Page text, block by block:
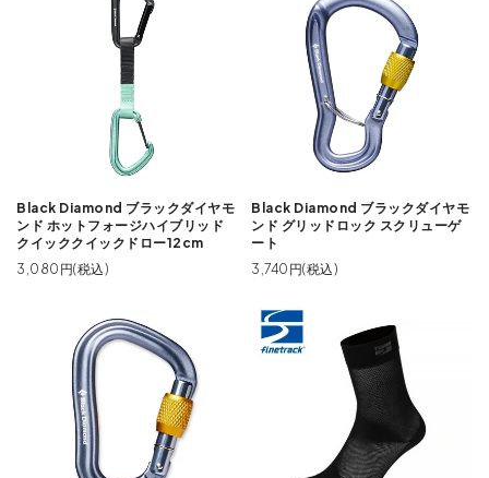
Black Diamond ブラックダイヤモ
ンド ホットフォージハイブリッド
クイッククイックドロー12cm
3,080円(税込)
Black Diamond ブラックダイヤモ
ンド グリッドロック スクリューゲ
ート
3,740円(税込)